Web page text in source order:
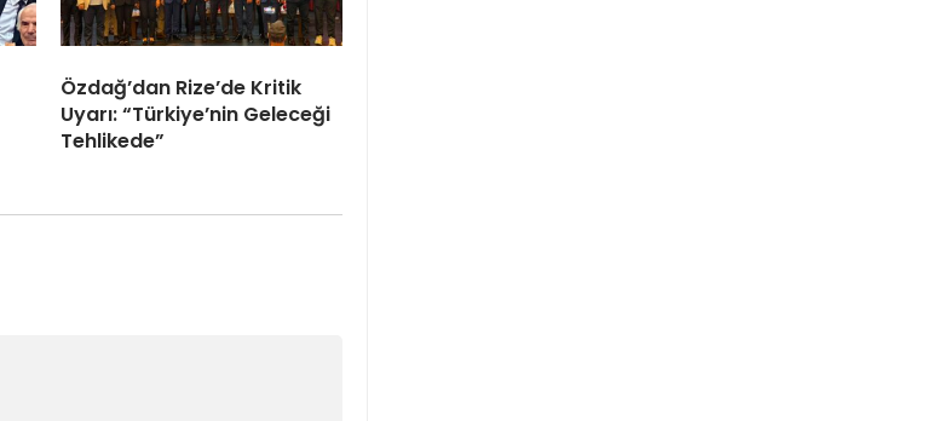
Özdağ’dan Rize’de Kritik
Uyarı: “Türkiye’nin Geleceği
Tehlikede”